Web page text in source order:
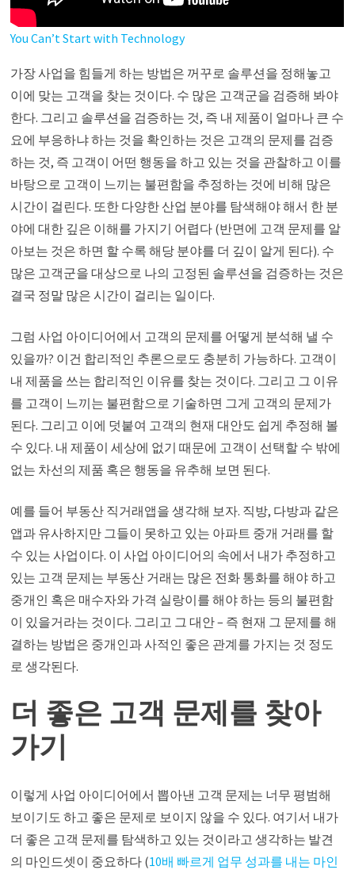
You Can’t Start with Technology
가장 사업을 힘들게 하는 방법은 꺼꾸로 솔루션을 정해놓고
이에 맞는 고객을 찾는 것이다. 수 많은 고객군을 검증해 봐야
한다. 그리고 솔루션을 검증하는 것, 즉 내 제품이 얼마나 큰 수
요에 부응하냐 하는 것을 확인하는 것은 고객의 문제를 검증
하는 것, 즉 고객이 어떤 행동을 하고 있는 것을 관찰하고 이를
바탕으로 고객이 느끼는 불편함을 추정하는 것에 비해 많은
시간이 걸린다. 또한 다양한 산업 분야를 탐색해야 해서 한 분
야에 대한 깊은 이해를 가지기 어렵다 (반면에 고객 문제를 알
아보는 것은 하면 할 수록 해당 분야를 더 깊이 알게 된다). 수
많은 고객군을 대상으로 나의 고정된 솔루션을 검증하는 것은
결국 정말 많은 시간이 걸리는 일이다.
그럼 사업 아이디어에서 고객의 문제를 어떻게 분석해 낼 수
있을까? 이건 합리적인 추론으로도 충분히 가능하다. 고객이
내 제품을 쓰는 합리적인 이유를 찾는 것이다. 그리고 그 이유
를 고객이 느끼는 불편함으로 기술하면 그게 고객의 문제가
된다. 그리고 이에 덧붙여 고객의 현재 대안도 쉽게 추정해 볼
수 있다. 내 제품이 세상에 없기 때문에 고객이 선택할 수 밖에
없는 차선의 제품 혹은 행동을 유추해 보면 된다.
예를 들어 부동산 직거래앱을 생각해 보자. 직방, 다방과 같은
앱과 유사하지만 그들이 못하고 있는 아파트 중개 거래를 할
수 있는 사업이다. 이 사업 아이디어의 속에서 내가 추정하고
있는 고객 문제는 부동산 거래는 많은 전화 통화를 해야 하고
중개인 혹은 매수자와 가격 실랑이를 해야 하는 등의 불편함
이 있을거라는 것이다. 그리고 그 대안 – 즉 현재 그 문제를 해
결하는 방법은 중개인과 사적인 좋은 관계를 가지는 것 정도
로 생각된다.
더 좋은 고객 문제를 찾아
가기
이렇게 사업 아이디어에서 뽑아낸 고객 문제는 너무 평범해
보이기도 하고 좋은 문제로 보이지 않을 수 있다. 여기서 내가
더 좋은 고객 문제를 탐색하고 있는 것이라고 생각하는 발견
의 마인드셋이 중요하다 (10배 빠르게 업무 성과를 내는 마인